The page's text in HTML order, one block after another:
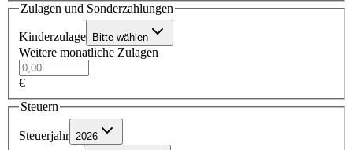
Zulagen und Sonderzahlungen
Kinderzulage Bitte wählen
Weitere monatliche Zulagen
€
Steuern
Steuerjahr 2026